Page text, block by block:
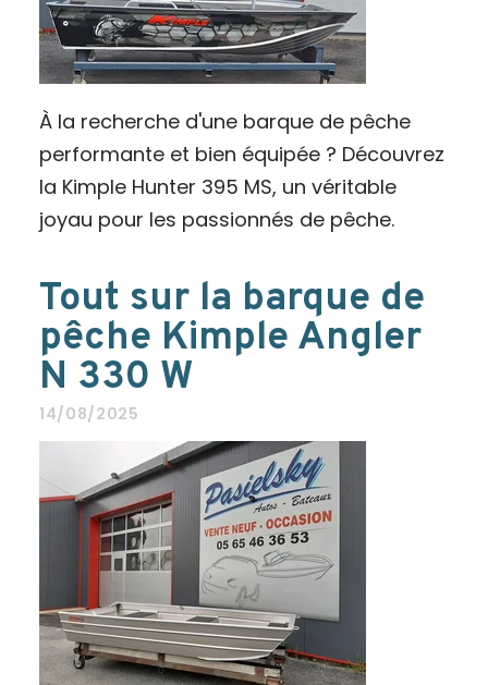
À la recherche d'une barque de pêche
performante et bien équipée ? Découvrez
la Kimple Hunter 395 MS, un véritable
joyau pour les passionnés de pêche.
Tout sur la barque de
pêche Kimple Angler
N 330 W
14/08/2025